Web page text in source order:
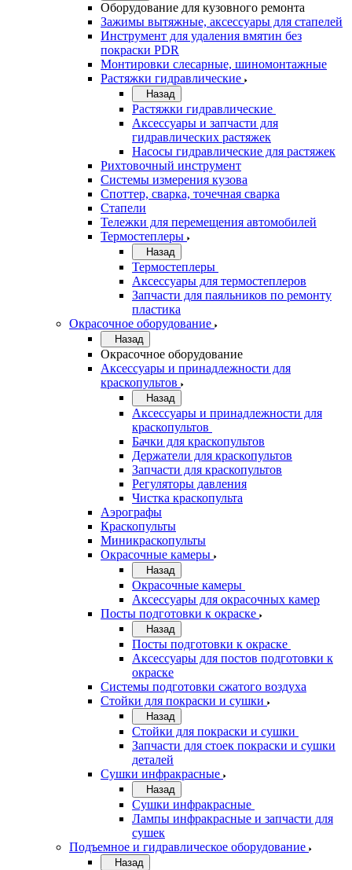
Оборудование для кузовного ремонта
Зажимы вытяжные, аксессуары для стапелей
Инструмент для удаления вмятин без
покраски PDR
Монтировки слесарные, шиномонтажные
Растяжки гидравлические
Назад
Растяжки гидравлические
Аксессуары и запчасти для
гидравлических растяжек
Насосы гидравлические для растяжек
Рихтовочный инструмент
Системы измерения кузова
Споттер, сварка, точечная сварка
Стапели
Тележки для перемещения автомобилей
Термостеплеры
Назад
Термостеплеры
Аксессуары для термостеплеров
Запчасти для паяльников по ремонту
пластика
Окрасочное оборудование
Назад
Окрасочное оборудование
Аксессуары и принадлежности для
краскопультов
Назад
Аксессуары и принадлежности для
краскопультов
Бачки для краскопультов
Держатели для краскопультов
Запчасти для краскопультов
Регуляторы давления
Чистка краскопульта
Аэрографы
Краскопульты
Миникраскопульты
Окрасочные камеры
Назад
Окрасочные камеры
Аксессуары для окрасочных камер
Посты подготовки к окраске
Назад
Посты подготовки к окраске
Аксессуары для постов подготовки к
окраске
Системы подготовки сжатого воздуха
Стойки для покраски и сушки
Назад
Стойки для покраски и сушки
Запчасти для стоек покраски и сушки
деталей
Сушки инфракрасные
Назад
Сушки инфракрасные
Лампы инфракрасные и запчасти для
сушек
Подъемное и гидравлическое оборудование
Назад